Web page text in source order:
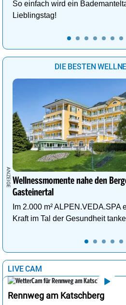
So einfach wird ein
Lieblingstag!
DIE BESTEN
Wellnessmomente nahe den
Gasteinertal
Im 2.000 m² ALPEN.VEDA.SPA
Kraft im Tal der Gesundheit
LIVE CAM
Rennweg am Katschberg